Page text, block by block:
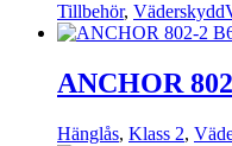
Tillbehör, Väderskydd
ANCHOR
Hänglås, Klass 2,